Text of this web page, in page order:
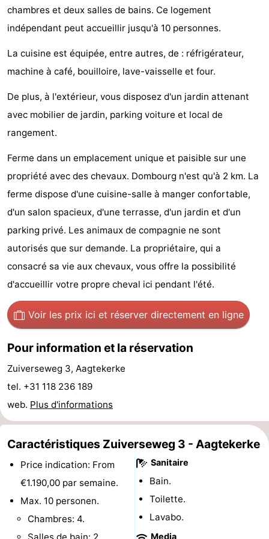
Voir
faire
d'intérêt
-
Musées
-
Phares
-
de
-
de
jeux
Aires
de
jeux
intérieures
-
Bowling
-
Parcours
de
golf
Centres
de
être
Villages
villes
Visites
guidées
Sports
Piscines
-
chambres et deux salles de bains. Ce logement
indépendant peut accueillir jusqu'à 10 personnes.
La cuisine est équipée, entre autres, de : réfrigérateur,
machine à café, bouilloire, lave-vaisselle et four.
De plus, à l'extérieur, vous disposez d'un jardin attenant
avec mobilier de jardin, parking voiture et local de
rangement.
Ferme dans un emplacement unique et paisible sur une
propriété avec des chevaux. Dombourg n'est qu'à 2 km. La
ferme dispose d'une cuisine-salle à manger confortable,
d'un salon spacieux, d'une terrasse, d'un jardin et d'un
parking privé. Les animaux de compagnie ne sont
autorisés que sur demande. La propriétaire, qui a
consacré sa vie aux chevaux, vous offre la possibilité
d'accueillir votre propre cheval ici pendant l'été.
Voir les prix ici et réserver directement en ligne
Pour information et la réservation
Zuiverseweg 3, Aagtekerke
tel. +31 118 236 189
web. Plus d'informations
Caractéristiques Zuiverseweg 3 - Aagtekerke
Price indication: From
€1.190,00 par semaine.
Max. 10 personen.
Chambres: 4.
Sanitaire
Bain.
Toilette.
Lavabo.
Media